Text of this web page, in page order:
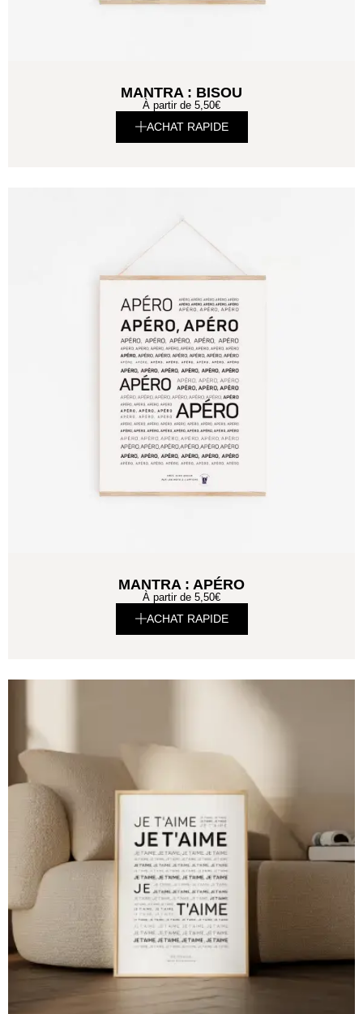
MANTRA : BISOU
À partir de 5,50€
ACHAT RAPIDE
MANTRA : APÉRO
À partir de 5,50€
ACHAT RAPIDE